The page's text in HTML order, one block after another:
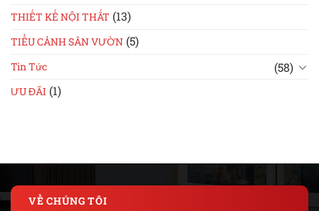
THIẾT KẾ NỘI THẤT (13)
TIỂU CẢNH SÂN VƯỜN (5)
Tin Tức (58)
ƯU ĐÃI (1)
VỀ CHÚNG TÔI